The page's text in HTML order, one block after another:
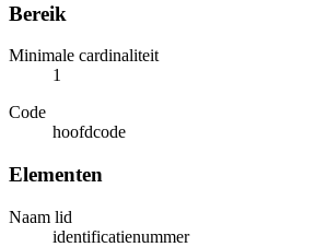
Bereik
Minimale cardinaliteit
1
Code
hoofdcode
Elementen
Naam lid
identificatienummer